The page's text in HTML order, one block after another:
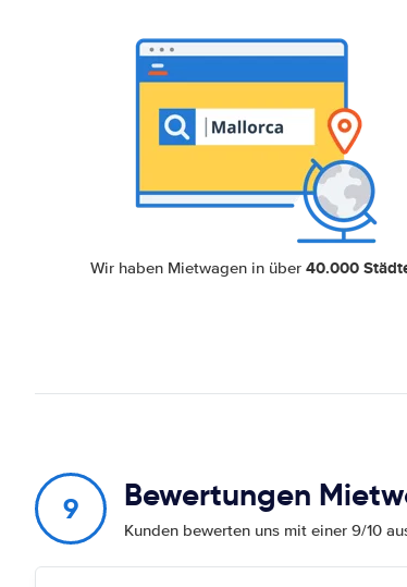
Wir haben Mietwagen in über40.000
9 Bewertungen
Kunden bewerten uns mit einer 9/10